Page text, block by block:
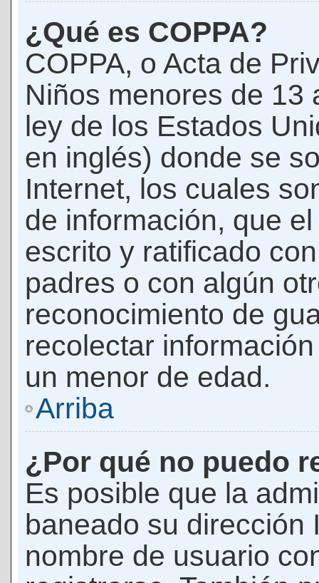
¿Qué es COPPA?
COPPA, o Acta de
Niños menores de 13
ley de los Estados
en inglés) donde se
Internet, los cuales
de información, que
escrito y ratificado
padres o con algún
reconocimiento de
recolectar
un menor de edad.
Arriba
¿Por qué no puedo
Es posible que la
baneado su dirección
nombre de usuario